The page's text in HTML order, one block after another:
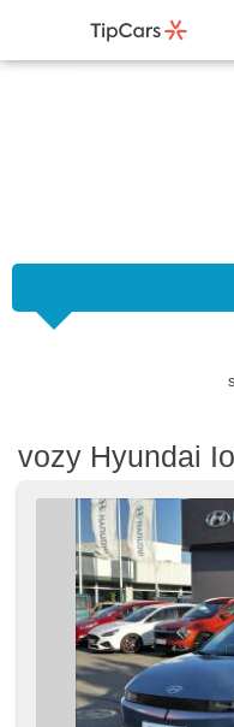
vozy Hyundai